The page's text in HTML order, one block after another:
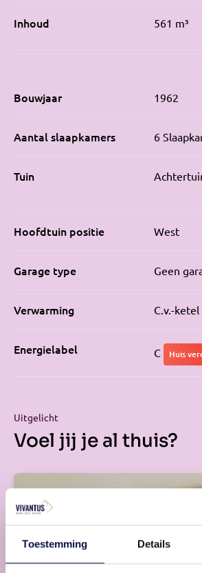
Toestemming Details
Inhoud 561 m³
Bouwjaar 1962
Aantal slaapkamers 6
Tuin
Hoofdtuin positie West
Garage type Geen
Verwarming C.v.-ketel
Energielabel C Huis
Uitgelicht
Voel jij je al thuis?